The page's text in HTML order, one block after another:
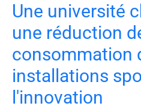
Une université
une réduction
consommation
installations
l'innovation